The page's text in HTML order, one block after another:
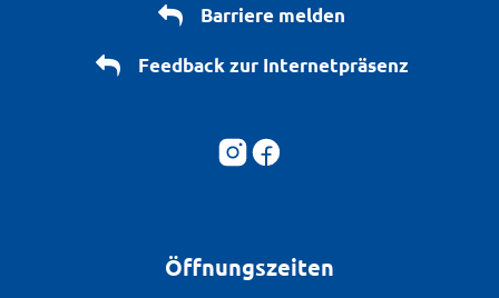
Barriere melden
Feedback zur Internetpräsenz
Öffnungszeiten